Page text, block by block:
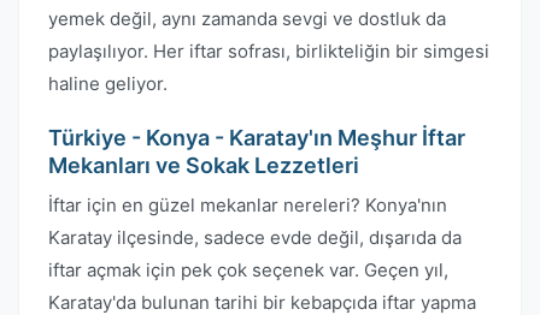
yemek değil, aynı zamanda sevgi ve dostluk da
paylaşılıyor. Her iftar sofrası, birlikteliğin bir simgesi
haline geliyor.
Türkiye - Konya - Karatay'ın Meşhur İftar
Mekanları ve Sokak Lezzetleri
İftar için en güzel mekanlar nereleri? Konya'nın
Karatay ilçesinde, sadece evde değil, dışarıda da
iftar açmak için pek çok seçenek var. Geçen yıl,
Karatay'da bulunan tarihi bir kebapçıda iftar yapma